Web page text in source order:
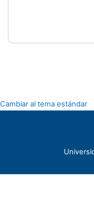
Cambiar al tema estándar